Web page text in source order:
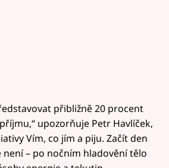
přibližně 20 procent
upozorňuje Petr Havlíček,
Vím, co jím a piju. Začít den
není – po nočním hladovění tělo